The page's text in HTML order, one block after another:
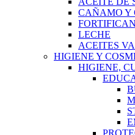
CAÑAMO Y
LECHE
ACEITES
HIGIENE Y
HIGIENE,